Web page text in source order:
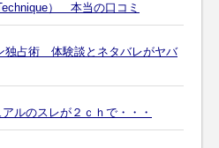
） 本当の口コミ
独占術 体験談とネタバレがヤバ
ルのスレが２ｃｈで・・・